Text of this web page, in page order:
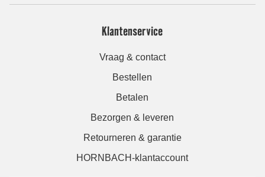
Klantenservice
Vraag & contact
Bestellen
Betalen
Bezorgen & leveren
Retourneren & garantie
HORNBACH-klantaccount